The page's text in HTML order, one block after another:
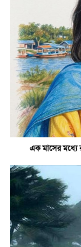
এক মাসের মধ্যে